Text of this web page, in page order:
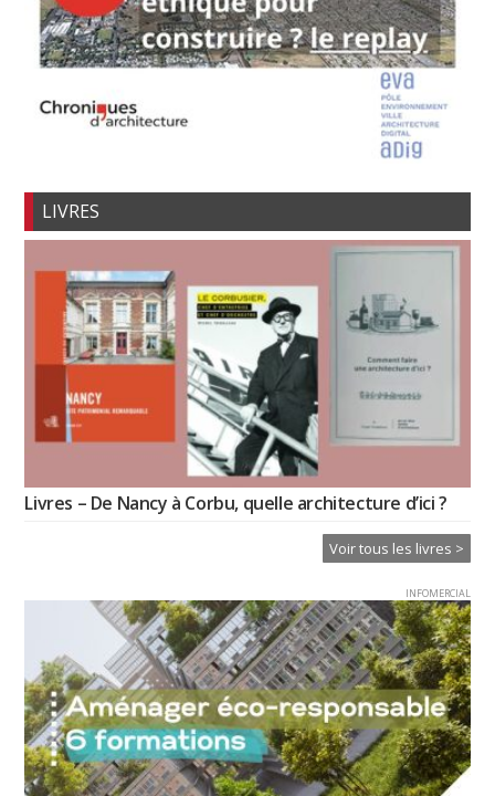
LIVRES
Livres – De Nancy à Corbu, quelle architecture d’ici ?
Voir tous les livres >
INFOMERCIAL